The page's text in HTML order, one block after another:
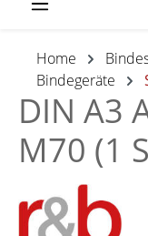
Home
Bindegeräte
DIN A3
M70 (1